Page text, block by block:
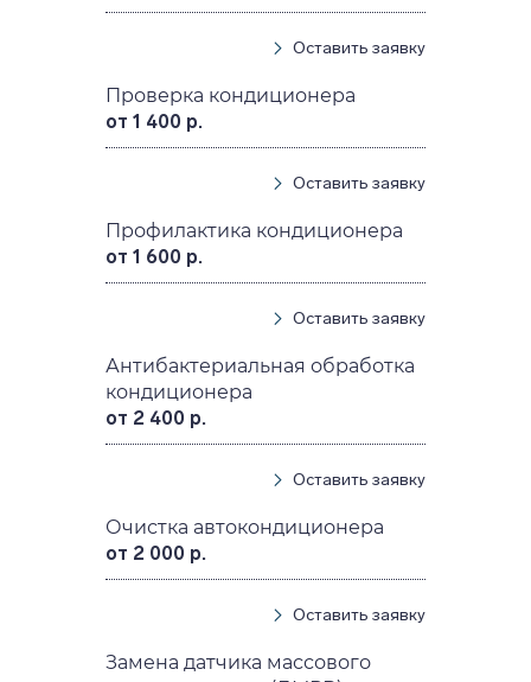
Оставить заявку
Проверка кондиционера
от 1 400 р.
Оставить заявку
Профилактика кондиционера
от 1 600 р.
Оставить заявку
Антибактериальная обработка
кондиционера
от 2 400 р.
Оставить заявку
Очистка автокондиционера
от 2 000 р.
Оставить заявку
Замена датчика массового